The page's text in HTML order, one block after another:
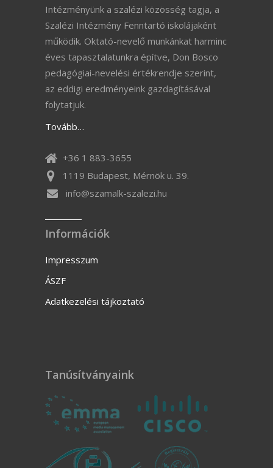
Intézményünk a szalézi közösség tagja, a
Szalézi Intézmény Fenntartó iskolájaként
működik. Oktató-nevelő munkánkat harminc
éves tapasztalatunkra építve, Don Bosco
pedagógiai-nevelési értékrendje szerint,
az eddigi eredményeink gazdagításával
folytatjuk.
Tovább…
+36 1 883-3655
1119 Budapest, Mérnök u. 39.
info@szamalk-szalezi.hu
Információk
Impresszum
ÁSZF
Adatkezelési tájkoztató
Tanúsítványaink